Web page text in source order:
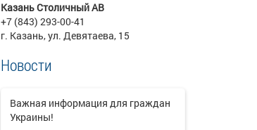
Казань Столичный АВ
+7 (843) 293-00-41
г. Казань, ул. Девятаева, 15
Новости
Важная информация для граждан
Украины!